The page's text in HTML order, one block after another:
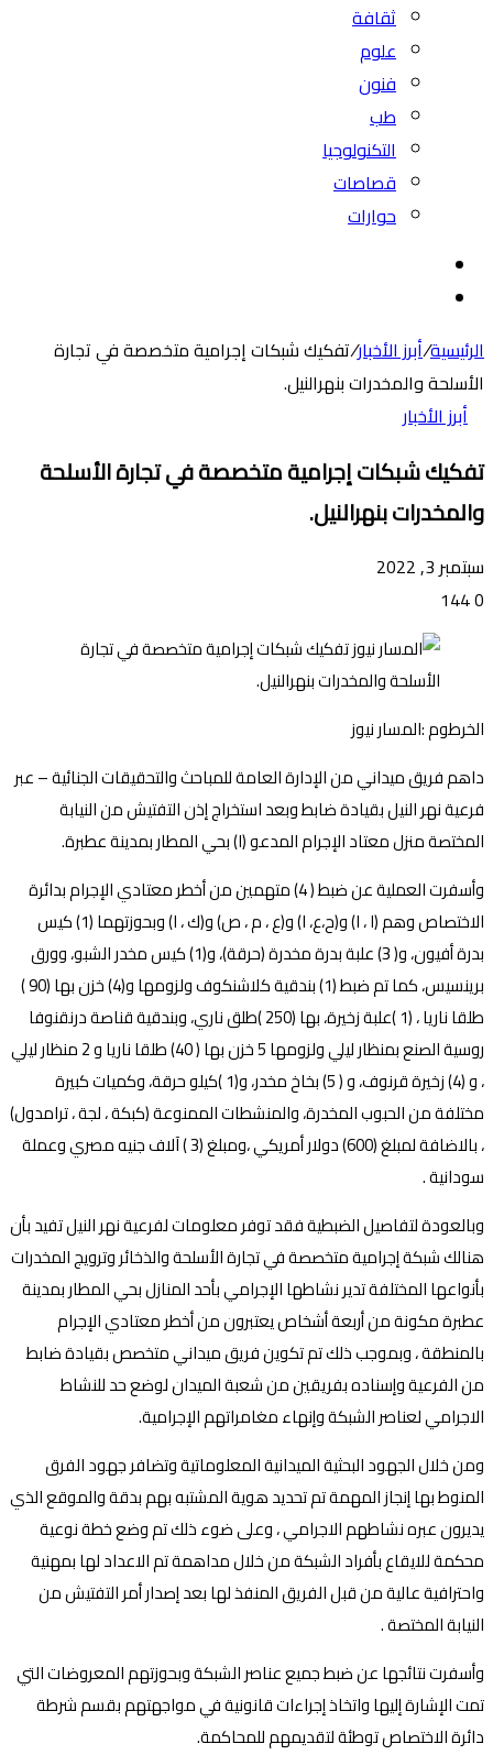
ثقافة
علوم
فنون
طب
التكنولوجيا
قصاصات
حوارات
المظلم
الرئيسية/أبرز الأخبار/تفكيك شبكات إجرامية متخصصة في تجارة
الأسلحة والمخدرات بنهرالنيل.
أبرز الأخبار
تفكيك شبكات إجرامية متخصصة في تجارة الأسلحة
والمخدرات بنهرالنيل.
سبتمبر 3, 2022
0
الخرطوم :المسار نيوز
داهم فريق ميداني من الإدارة العامة للمباحث والتحقيقات الجنائیة – عبر
فرعية نهر النيل بقيادة ضابط وبعد استخراج إذن التفتيش من النيابة
المختصة منزل معتاد الإجرام المدعو (ا) بحي المطار بمدينة عطبرة.
وأسفرت العملية عن ضبط ( 4) متهمين من أخطر معتادي الإجرام بدائرة
الاختصاص وهم (ا ، ا) و(ح،ع، ا) و(ع ، م ، ص) و(ك ، ا) وبحوزتهما (1) كيس
بدرة أفيون، و( 3) علبة بدرة مخدرة (حرقة)، و(1) كيس مخدر الشبو، وورق
برينسيس، كما تم ضبط (1) بندقية كلاشنكوف ولزومها و(4) خزن بها (90 )
طلقا ناريا ، (1 )علبة زخيرة، بها (250 )طلق ناري، وبندقية قناصة درنقنوفا
روسية الصنع بمنظار ليلي ولزومها 5 خزن بها ( 40) طلقا ناريا و 2 منظار ليلي
، و (4) زخيرة قرنوف، و ( 5) بخاخ مخدر، و(1 )كيلو حرقة، وكميات كبيرة
مختلفة من الحبوب المخدرة، والمنشطات الممنوعة (كبكة ، لجة ، ترامدول)
، بالاضافة لمبلغ (600) دولار أمريكي ،ومبلغ (3 ) آلاف جنيه مصري وعملة
سودانية .
وبالعودة لتفاصيل الضبطية فقد توفر معلومات لفرعية نهر النيل تفيد بأن
هنالك شبكة إجرامية متخصصة في تجارة الأسلحة والذخائر وترويج المخدرات
بأنواعها المختلفة تدير نشاطها الإجرامي بأحد المنازل بحي المطار بمدينة
عطبرة مكونة من أربعة أشخاص يعتبرون من أخطر معتادي الإجرام
بالمنطقة ، وبموجب ذلك تم تكوين فريق ميداني متخصص بقيادة ضابط
من الفرعية وإسناده بفريقين من شعبة الميدان لوضع حد للنشاط
الاجرامي لعناصر الشبكة وإنهاء مغامراتهم الإجرامية.
ومن خلال الجهود البحثية الميدانية المعلوماتية وتضافر جهود الفرق
المنوط بها إنجاز المهمة تم تحديد هوية المشتبه بهم بدقة والموقع الذي
يديرون عبره نشاطهم الاجرامي ، وعلى ضوء ذلك تم وضع خطة نوعية
محكمة للايقاع بأفراد الشبكة من خلال مداهمة تم الاعداد لها بمهنية
واحترافية عالية من قبل الفريق المنفذ لها بعد إصدار أمر التفتيش من
النيابة المختصة .
وأسفرت نتائجها عن ضبط جميع عناصر الشبكة وبحوزتهم المعروضات التي
تمت الإشارة إليها واتخاذ إجراءات قانونية في مواجهتهم بقسم شرطة
دائرة الاختصاص توطئة لتقديمهم للمحاكمة.